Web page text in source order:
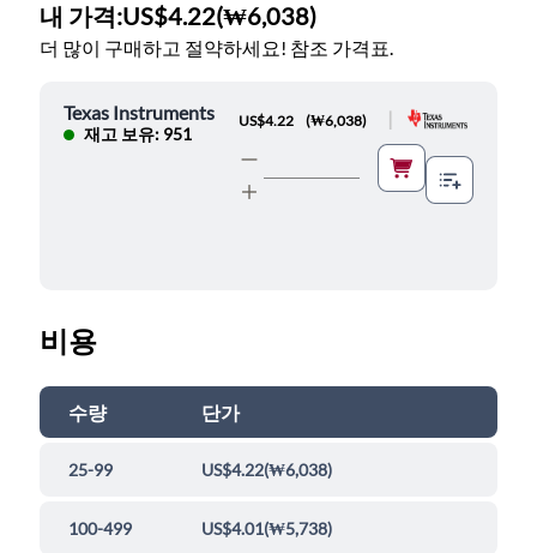
내 가격:US$4.22(₩6,038)
더 많이 구매하고 절약하세요! 참조 가격표.
Texas Instruments
재고 보유: 951
US$4.22 (₩6,038)
비용
수량 단가
25-99 US$4.22(₩6,038)
100-499 US$4.01(₩5,738)